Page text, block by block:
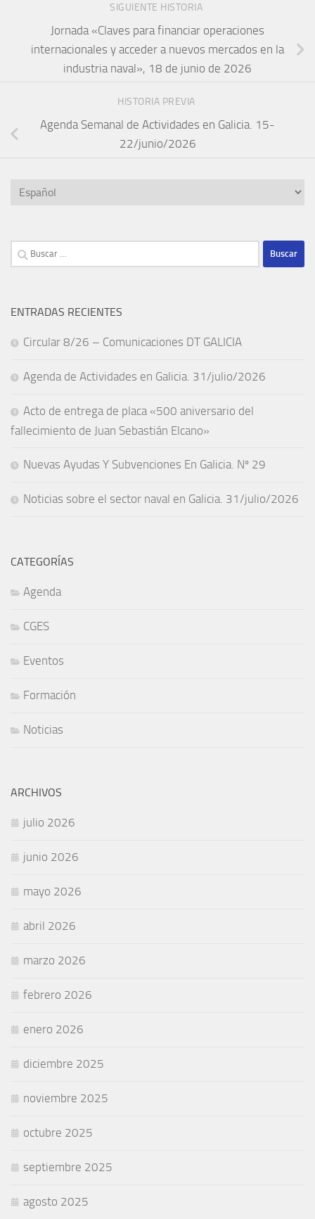
SIGUIENTE HISTORIA
Jornada «Claves para financiar operaciones
internacionales y acceder a nuevos mercados en la
industria naval», 18 de junio de 2026
HISTORIA PREVIA
Agenda Semanal de Actividades en Galicia. 15-
22/junio/2026
Elegir
Buscar:
ENTRADAS RECIENTES
Circular 8/26 – Comunicaciones DT GALICIA
Agenda de Actividades en Galicia. 31/julio/2026
Acto de entrega de placa «500 aniversario del
fallecimiento de Juan Sebastián Elcano»
Nuevas Ayudas Y Subvenciones En Galicia. Nº 29
Noticias sobre el sector naval en Galicia. 31/julio/2026
CATEGORÍAS
Agenda
CGES
Eventos
Formación
Noticias
ARCHIVOS
julio 2026
junio 2026
mayo 2026
abril 2026
marzo 2026
febrero 2026
enero 2026
diciembre 2025
noviembre 2025
octubre 2025
septiembre 2025
agosto 2025